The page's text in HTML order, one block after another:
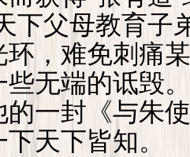
下父母教育
环，难免刺痛
些无端的诋毁
一封《与朱
天下皆知。